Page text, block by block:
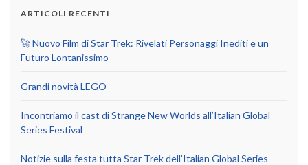
ARTICOLI RECENTI
🚀 Nuovo Film di Star Trek: Rivelati Personaggi Inediti e un
Futuro Lontanissimo
Grandi novità LEGO
Incontriamo il cast di Strange New Worlds all’Italian Global
Series Festival
Notizie sulla festa tutta Star Trek dell’Italian Global Series